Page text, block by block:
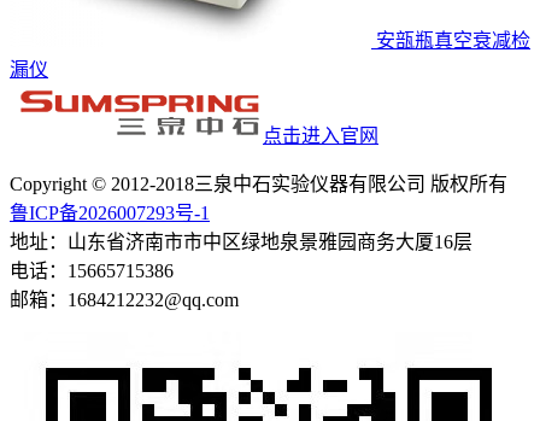
安瓿瓶真空衰减检
漏仪
点击进入官网
Copyright © 2012-2018三泉中石实验仪器有限公司 版权所有
鲁ICP备2026007293号-1
地址：山东省济南市市中区绿地泉景雅园商务大厦16层
电话：15665715386
邮箱：1684212232@qq.com